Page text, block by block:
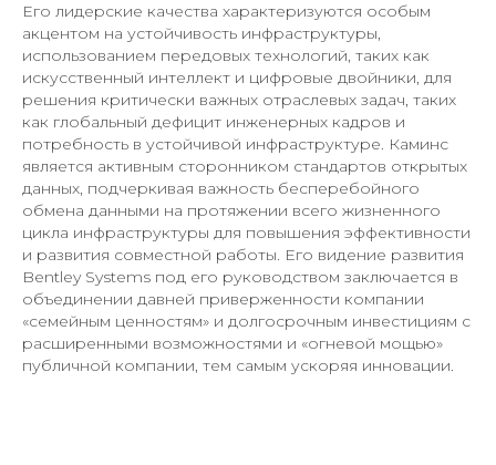
Его лидерские качества характеризуются особым
акцентом на устойчивость инфраструктуры,
использованием передовых технологий, таких как
искусственный интеллект и цифровые двойники, для
решения критически важных отраслевых задач, таких
как глобальный дефицит инженерных кадров и
потребность в устойчивой инфраструктуре. Каминс
является активным сторонником стандартов открытых
данных, подчеркивая важность бесперебойного
обмена данными на протяжении всего жизненного
цикла инфраструктуры для повышения эффективности
и развития совместной работы. Его видение развития
Bentley Systems под его руководством заключается в
объединении давней приверженности компании
«семейным ценностям» и долгосрочным инвестициям с
расширенными возможностями и «огневой мощью»
публичной компании, тем самым ускоряя инновации.